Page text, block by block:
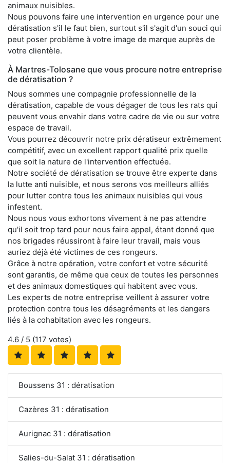
animaux nuisibles.
Nous pouvons faire une intervention en urgence pour une
dératisation s'il le faut bien, surtout s'il s'agit d'un souci qui
peut poser problème à votre image de marque auprès de
votre clientèle.
À Martres-Tolosane que vous procure notre entreprise
de dératisation ?
Nous sommes une compagnie professionnelle de la
dératisation, capable de vous dégager de tous les rats qui
peuvent vous envahir dans votre cadre de vie ou sur votre
espace de travail.
Vous pourrez découvrir notre prix dératiseur extrêmement
compétitif, avec un excellent rapport qualité prix quelle
que soit la nature de l'intervention effectuée.
Notre société de dératisation se trouve être experte dans
la lutte anti nuisible, et nous serons vos meilleurs alliés
pour lutter contre tous les animaux nuisibles qui vous
infestent.
Nous nous vous exhortons vivement à ne pas attendre
qu'il soit trop tard pour nous faire appel, étant donné que
nos brigades réussiront à faire leur travail, mais vous
auriez déjà été victimes de ces rongeurs.
Grâce à notre opération, votre confort et votre sécurité
sont garantis, de même que ceux de toutes les personnes
et des animaux domestiques qui habitent avec vous.
Les experts de notre entreprise veillent à assurer votre
protection contre tous les désagréments et les dangers
liés à la cohabitation avec les rongeurs.
4.6 / 5 (117 votes)
Boussens 31 : dératisation
Cazères 31 : dératisation
Aurignac 31 : dératisation
Salies-du-Salat 31 : dératisation